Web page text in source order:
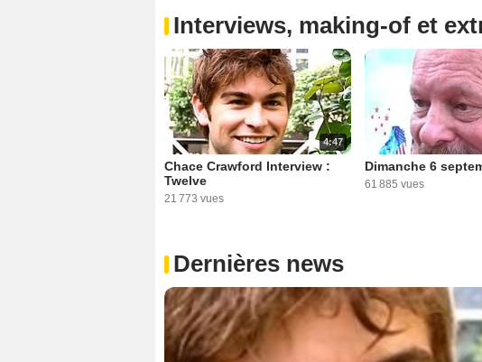
Interviews, making-of et
4:47
Chace Crawford Interview :
Twelve
21 773 vues
Dimanche 6
61 885 vues
Dernières news